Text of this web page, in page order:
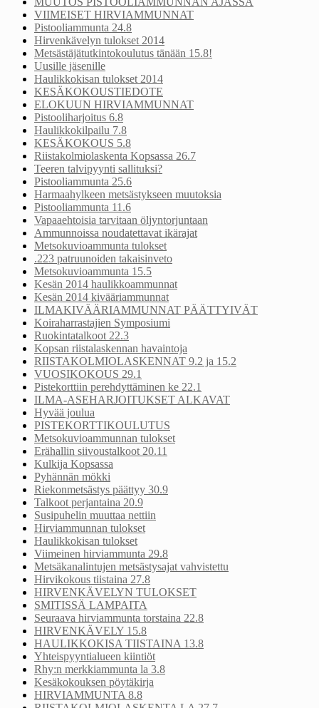
VIIMEISET HIRVIAMMUNNAT
Pistooliammunta 24.8
Hirvenkävelyn tulokset 2014
Metsästäjätutkintokoulutus tänään 15.8!
Uusille jäsenille
Haulikkokisan tulokset 2014
KESÄKOKOUSTIEDOTE
ELOKUUN HIRVIAMMUNNAT
Pistooliharjoitus 6.8
Haulikkokilpailu 7.8
KESÄKOKOUS 5.8
Riistakolmiolaskenta Kopsassa 26.7
Teeren talvipyynti sallituksi?
Pistooliammunta 25.6
Harmaahylkeen metsästykseen muutoksia
Pistooliammunta 11.6
Vapaaehtoisia tarvitaan öljyntorjuntaan
Ammunnoissa noudatettavat ikärajat
Metsokuvioammunta tulokset
.223 patruunoiden takaisinveto
Metsokuvioammunta 15.5
Kesän 2014 haulikkoammunnat
Kesän 2014 kivääriammunnat
ILMAKIVÄÄRIAMMUNNAT PÄÄTTYIVÄT
Koiraharrastajien Symposiumi
Ruokintatalkoot 22.3
Kopsan riistalaskennan havaintoja
RIISTAKOLMIOLASKENNAT 9.2 ja 15.2
VUOSIKOKOUS 29.1
Pistekorttiin perehdyttäminen ke 22.1
ILMA-ASEHARJOITUKSET ALKAVAT
Hyvää joulua
PISTEKORTTIKOULUTUS
Metsokuvioammunnan tulokset
Erähallin siivoustalkoot 20.11
Kulkija Kopsassa
Pyhännän mökki
Riekonmetsästys päättyy 30.9
Talkoot perjantaina 20.9
Susipuhelin muuttaa nettiin
Hirviammunnan tulokset
Haulikkokisan tulokset
Viimeinen hirviammunta 29.8
Metsäkanalintujen metsästysajat vahvistettu
Hirvikokous tiistaina 27.8
HIRVENKÄVELYN TULOKSET
SMITISSÄ LAMPAITA
Seuraava hirviammunta torstaina 22.8
HIRVENKÄVELY 15.8
HAULIKKOKISA TIISTAINA 13.8
Yhteispyyntialueen kiintiöt
Rhy:n merkkiammunta la 3.8
Kesäkokouksen pöytäkirja
HIRVIAMMUNTA 8.8